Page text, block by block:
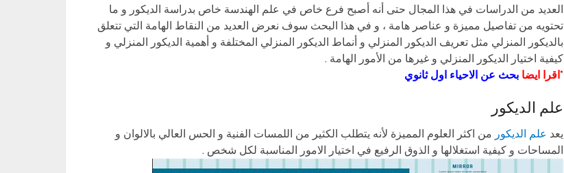
العديد من الدراسات في هذا المجال حتى أنه أصبح فرع خاص في علم الهندسة خاص بدراسة الديكور و ما
تحتويه من تفاصيل مميزة و عناصر هامة ، و في هذا البحث سوف نعرض العديد من النقاط الهامة التي تتعلق
بالديكور المنزلي مثل تعريف الديكور المنزلي و أنماط الديكور المنزلي المختلفة و أهمية الديكور المنزلي و
كيفية اختيار الديكور المنزلي و غيرها من الأمور الهامة .
*اقرا ايضا بحث عن الاحياء اول ثانوي
علم الديكور
يعد علم الديكور من اكثر العلوم المميزة لأنه يتطلب الكثير من اللمسات الفنية و الحس العالي بالالوان و
المساحات و كيفية استغلالها و الذوق الرفيع في اختيار الامور المناسبة لكل شخص .